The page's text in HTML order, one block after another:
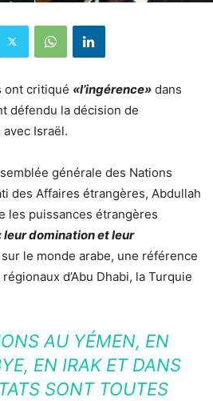
ont critiqué «l’ingérence» dans
défendu la décision de
Israël.
générale des Nations
des Affaires étrangères, Abdullah
les puissances étrangères
leur domination et leur
sur le monde arabe, une référence
d’Abu Dhabi, la Turquie
AU YÉMEN, EN
EN IRAK ET DANS
SONT TOUTES